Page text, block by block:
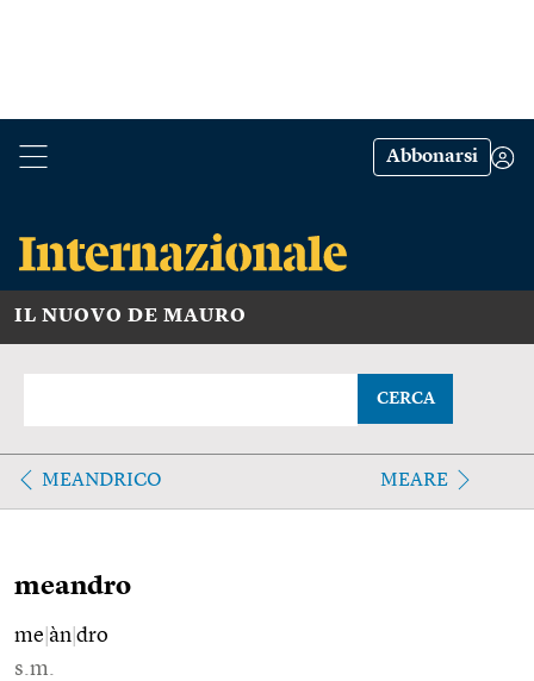
Abbonarsi
IL NUOVO DE MAURO
CERCA
MEANDRICO MEARE
meandro
me àn dro
s.m.